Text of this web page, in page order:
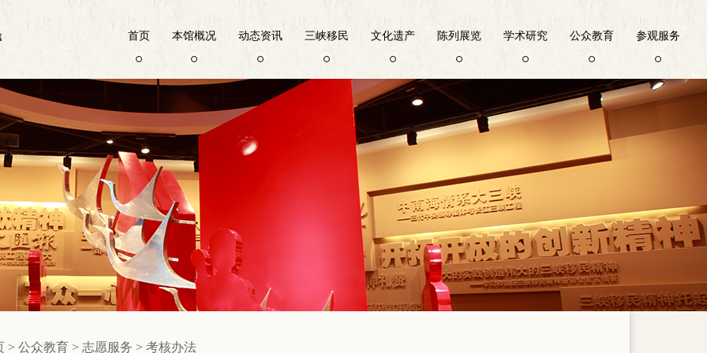
首页 本馆概况 动态资讯 三峡移民 文化遗产 陈列展览 学术研究 公众教育 参观服务
>公众教育 >志愿服务 >考核办法